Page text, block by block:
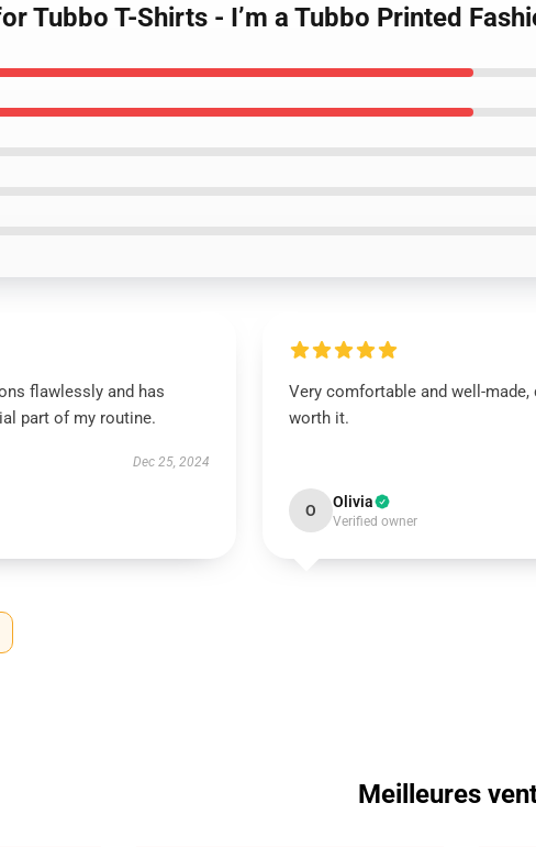
Tubbo T-Shirts - I’m a Tubbo Printed
flawlessly and has
part of my routine.
Dec 25, 2024
Very comfortable and well-made,
worth it.
O Olivia
Verified owner
Meilleures